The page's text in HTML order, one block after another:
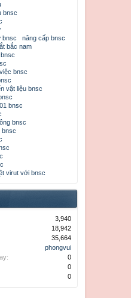
bnsc
bnsc
nâng cấp bnsc
bắc nam
bnsc
vật liệu bnsc
bnsc
bnsc
bnsc
virut với bnsc
3,940
18,942
35,664
phongvui
0
0
0